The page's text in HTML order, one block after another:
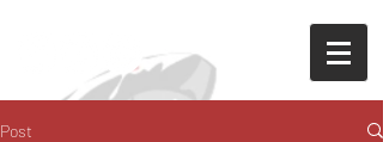
Post